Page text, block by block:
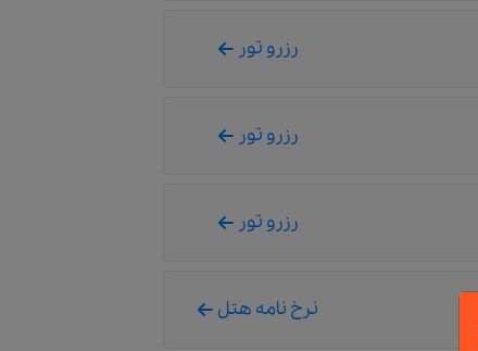
رزرو تور
رزرو تور
رزرو تور
نرخ نامه هتل